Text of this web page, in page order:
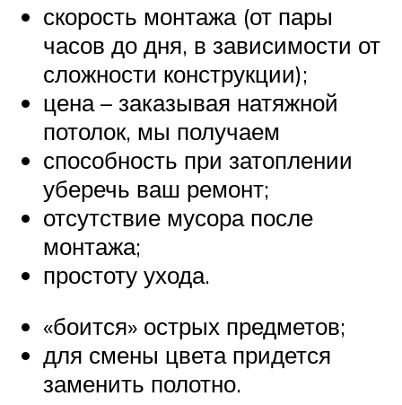
скорость монтажа (от пары
часов до дня, в зависимости от
сложности конструкции);
цена – заказывая натяжной
потолок, мы получаем
способность при затоплении
уберечь ваш ремонт;
отсутствие мусора после
монтажа;
простоту ухода.
«боится» острых предметов;
для смены цвета придется
заменить полотно.